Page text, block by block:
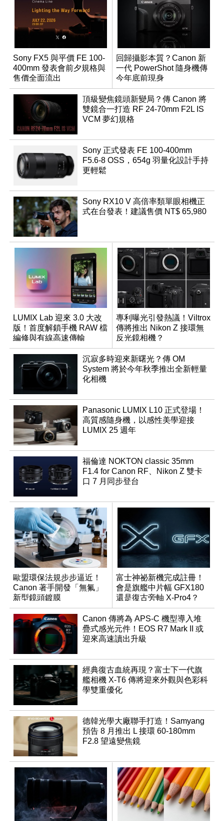
Sony FX5 與平價 FE 100-
400mm 發表會前夕規格與
售價全面流出
回歸攝影本質？Canon 新
一代 PowerShot 隨身機傳
今年底前現身
頂級變焦鏡頭新變局？傳 Canon 將
雙鏡合一打造 RF 24-70mm F2L IS
VCM 夢幻規格
Sony 正式發表 FE 100-400mm
F5.6-8 OSS，654g 羽量化設計手持
更輕鬆
Sony RX10 V 高倍率類單眼相機正
式在台發表！建議售價 NT$ 65,980
LUMIX Lab 迎來 3.0 大改
版！首度解鎖手機 RAW 檔
編修與有線高速傳輸
專利曝光引發熱議！Viltrox
傳將推出 Nikon Z 接環無
反光鏡相機？
沉寂多時迎來新曙光？傳 OM
System 將於今年秋季推出全新輕量
化相機
Panasonic LUMIX L10 正式登場！
高質感隨身機，以感性美學迎接
LUMIX 25 週年
福倫達 NOKTON classic 35mm
F1.4 for Canon RF、Nikon Z 雙卡
口 7 月同步登台
歐盟環保法規步步逼近！
Canon 著手開發「無氟」
新型鏡頭鍍膜
富士神祕新機完成註冊！
會是旗艦中片幅 GFX180
還是復古旁軸 X-Pro4？
Canon 傳將為 APS-C 機型導入堆
疊式感光元件！EOS R7 Mark II 或
迎來高速讀出升級
經典復古血統再現？富士下一代旗
艦相機 X-T6 傳將迎來外觀與色彩科
學雙重優化
德韓光學大廠聯手打造！Samyang
預告 8 月推出 L 接環 60-180mm
F2.8 望遠變焦鏡